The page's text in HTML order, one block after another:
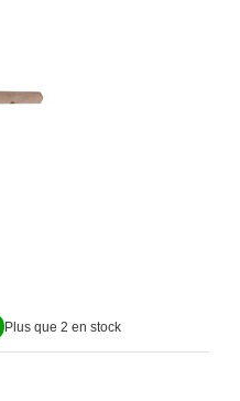
Plus que 2 en stock